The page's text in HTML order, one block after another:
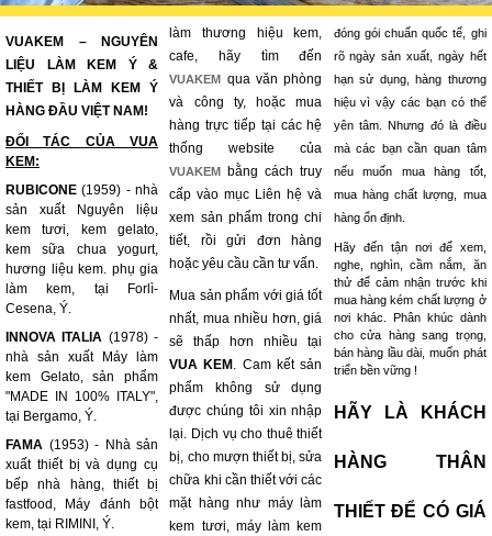
VUAKEM – NGUYÊN
LIỆU LÀM KEM Ý &
THIẾT BỊ LÀM KEM Ý
HÀNG ĐẦU VIỆT NAM!
ĐỐI TÁC CỦA VUA
KEM:
RUBICONE (1959) - nhà
sản xuất Nguyên liệu
kem tươi, kem gelato,
kem sữa chua yogurt,
hương liệu kem. phụ gia
làm kem, tại Forlì-
Cesena, Ý.
INNOVA ITALIA (1978) -
nhà sản xuất Máy làm
kem Gelato, sản phẩm
"MADE IN 100% ITALY",
tại Bergamo, Ý.
FAMA (1953) - Nhà sản
xuất thiết bị và dụng cụ
bếp nhà hàng, thiết bị
fastfood, Máy đánh bột
kem, tại RIMINI, Ý.
làm thương hiệu kem,
cafe, hãy tìm đến
VUAKEM
qua văn phòng
và công ty, hoặc mua
hàng trực tiếp tại các hệ
thống website của
VUAKEM
bằng cách truy
cấp vào mục Liên hệ và
xem sản phẩm trong chi
tiết, rồi gửi đơn hàng
hoặc yêu cầu cần tư vấn.
Mua sản phẩm với giá tốt
nhất, mua nhiều hơn, giá
sẽ thấp hơn nhiều tại
VUA KEM . Cam kết sản
phẩm không sử dụng
được chúng tôi xin nhập
lại. Dịch vụ cho thuê thiết
bị, cho mượn thiết bị, sửa
chữa khi cần thiết với các
mặt hàng như máy làm
kem tươi, máy làm kem
đóng gói chuẩn quốc tế, ghi
rõ ngày sản xuất, ngày hết
hạn sử dụng, hàng thương
hiệu vì vậy các bạn có thể
yên tâm. Nhưng đó là điều
mà các bạn cần quan tâm
nếu muốn mua hàng tốt,
mua hàng chất lượng, mua
hàng ổn định.
Hãy đến tận nơi để xem,
nghe, nghìn, cầm nắm, ăn
thử để cảm nhận trước khi
mua hàng kém chất lượng ở
nơi khác. Phân khúc dành
cho cửa hàng sang trọng,
bán hàng lầu dài, muốn phát
triển bền vững !
HÃY LÀ KHÁCH
HÀNG THÂN
THIẾT ĐỂ CÓ GIÁ